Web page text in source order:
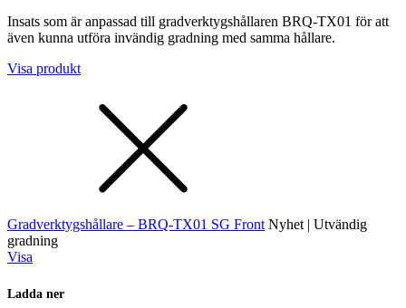
Insats som är anpassad till gradverktygshållaren BRQ-TX01 för att
även kunna utföra invändig gradning med samma hållare.
Visa produkt
Gradverktygshållare – BRQ-TX01 SG Front Nyhet | Utvändig
gradning
Visa
Ladda ner